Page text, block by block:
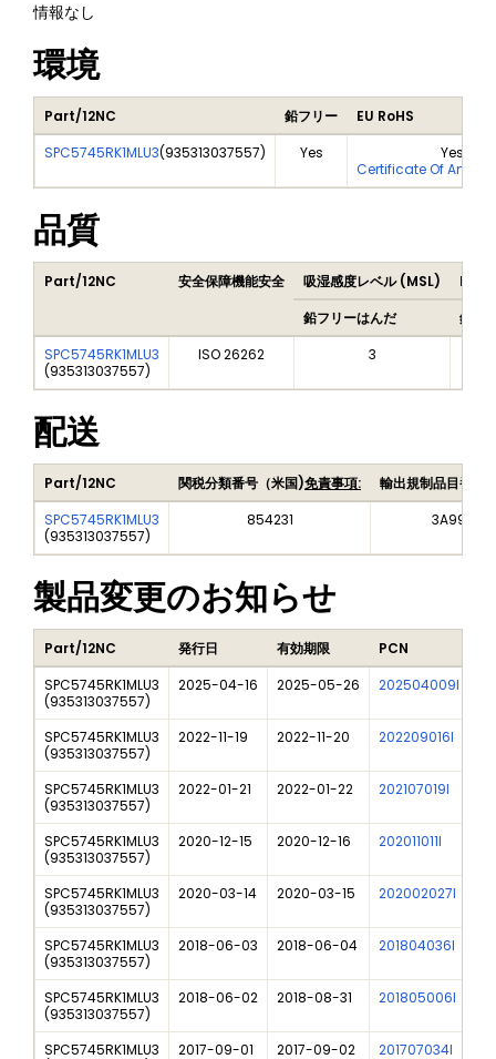
情報なし
環境
Part/12NC 鉛フリー
EU RoHS
SPC5745RK1MLU3(935313037557) Yes
Yes
Certificate Of
品質
Part/12NC 安全保障機能安全 吸湿感度レベル (MSL)
鉛フリーはんだ
鉛フ
SPC5745RK1MLU3
(935313037557)
ISO 26262 3
配送
Part/12NC 関税分類番号（米国)免責事項:
輸出規制品目番号
SPC5745RK1MLU3
(935313037557)
854231 3A991A2
製品変更のお知らせ
Part/12NC 発行日 有効期限 PCN
SPC5745RK1MLU3
(935313037557)
2025-04-16 2025-05-26 202504009I
SPC5745RK1MLU3
(935313037557)
2022-11-19 2022-11-20 202209016I
SPC5745RK1MLU3
(935313037557)
2022-01-21 2022-01-22 202107019I
SPC5745RK1MLU3
(935313037557)
2020-12-15 2020-12-16 202011011I
SPC5745RK1MLU3
(935313037557)
2020-03-14 2020-03-15 202002027I
SPC5745RK1MLU3
(935313037557)
2018-06-03 2018-06-04 201804036I
SPC5745RK1MLU3
(935313037557)
2018-06-02 2018-08-31 201805006I
SPC5745RK1MLU3
2017-09-01 2017-09-02 201707034I